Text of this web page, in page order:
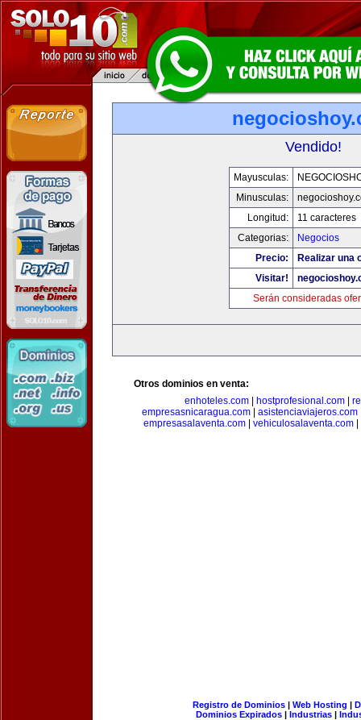
Vendido!
Mayusculas:
Minusculas:
Longitud:
11 caracteres
Categorias:
Negocios
Precio:
Realizar una
Visitar!
Serán consideradas
Otros dominios en venta:
enhoteles.com
hostprofesional.com
empresasnicaragua.com| asistenciaviajeros.com
empresasalaventa.com| vehiculosalaventa.com|
Registro de Dominios| Web Hosting |
Dominios Expirados | Industrias |